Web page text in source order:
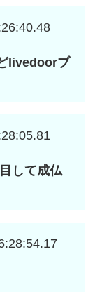
livedoorブ
して成仏